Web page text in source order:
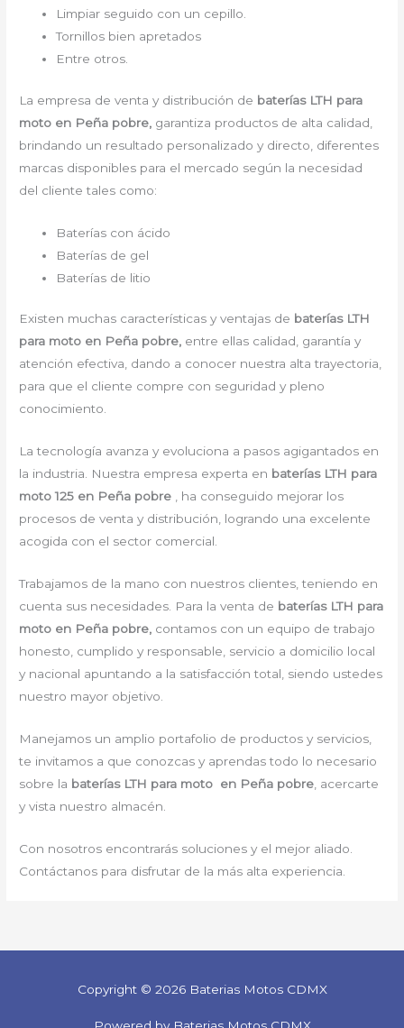
Limpiar seguido con un cepillo.
Tornillos bien apretados
Entre otros.
La empresa de venta y distribución de baterías LTH para
moto en Peña pobre, garantiza productos de alta calidad,
brindando un resultado personalizado y directo, diferentes
marcas disponibles para el mercado según la necesidad
del cliente tales como:
Baterías con ácido
Baterías de gel
Baterías de litio
Existen muchas características y ventajas de baterías LTH
para moto en Peña pobre, entre ellas calidad, garantía y
atención efectiva, dando a conocer nuestra alta trayectoria,
para que el cliente compre con seguridad y pleno
conocimiento.
La tecnología avanza y evoluciona a pasos agigantados en
la industria. Nuestra empresa experta en baterías LTH para
moto 125 en Peña pobre
, ha conseguido mejorar los
procesos de venta y distribución, logrando una excelente
acogida con el sector comercial.
Trabajamos de la mano con nuestros clientes, teniendo en
cuenta sus necesidades. Para la venta de baterías LTH para
moto en Peña pobre, contamos con un equipo de trabajo
honesto, cumplido y responsable, servicio a domicilio local
y nacional apuntando a la satisfacción total, siendo ustedes
nuestro mayor objetivo.
Manejamos un amplio portafolio de productos y servicios,
te invitamos a que conozcas y aprendas todo lo necesario
sobre la baterías LTH para moto en Peña pobre , acercarte
y vista nuestro almacén.
Con nosotros encontrarás soluciones y el mejor aliado.
Contáctanos para disfrutar de la más alta experiencia.
Copyright © 2026 Baterias Motos CDMX